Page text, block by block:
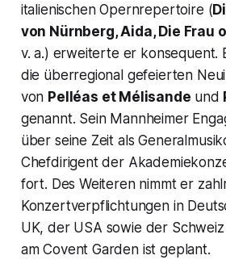
italienischen Opernrepertoire (
von Nürnberg, Aida, Die Frau
v. a.) erweiterte er konsequent.
die überregional gefeierten
von Pelléas et Mélisande und
genannt. Sein Mannheimer
über seine Zeit als
Chefdirigent der
fort. Des Weiteren nimmt er
Konzertverpflichtungen in
UK, der USA sowie der
am Covent Garden ist geplant.